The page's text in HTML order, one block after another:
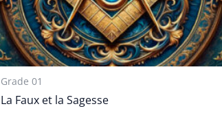
Grade 01
La Faux et la Sagesse